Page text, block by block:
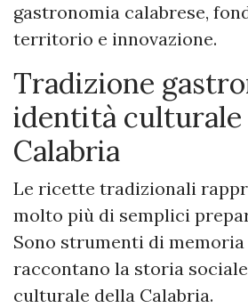
gastronomia calabrese,
territorio e innovazione.
Tradizione
identità culturale
Calabria
Le ricette tradizionali
molto più di semplici
Sono strumenti di
raccontano la storia
culturale della Calabria.